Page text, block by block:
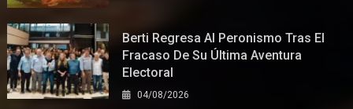
Berti Regresa Al Peronismo Tras El
Fracaso De Su Última Aventura
Electoral
04/08/2026